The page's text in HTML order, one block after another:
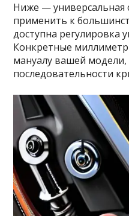
Ниже —
применить к
доступна регулировка
Конкретные
мануалу вашей модели,
последовательности